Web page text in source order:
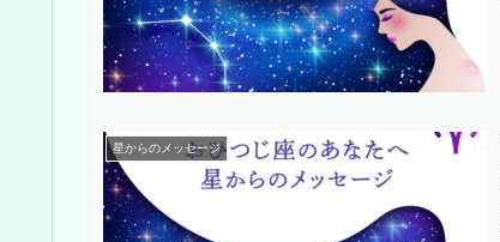
星からのメッセージ